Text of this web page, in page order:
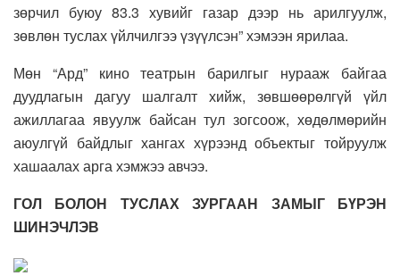
зөрчил буюу 83.3 хувийг газар дээр нь арилгуулж,
зөвлөн туслах үйлчилгээ үзүүлсэн” хэмээн ярилаа.
Мөн “Ард” кино театрын барилгыг нурааж байгаа
дуудлагын дагуу шалгалт хийж, зөвшөөрөлгүй үйл
ажиллагаа явуулж байсан тул зогсоож, хөдөлмөрийн
аюулгүй байдлыг хангах хүрээнд объектыг тойруулж
хашаалах арга хэмжээ авчээ.
ГОЛ БОЛОН ТУСЛАХ ЗУРГААН ЗАМЫГ БҮРЭН
ШИНЭЧЛЭВ